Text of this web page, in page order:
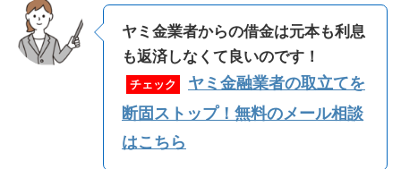
ヤミ金業者からの借金は元本も利息
も返済しなくて良いのです！
チェック
ヤミ金融業者の取立てを
断固ストップ！無料のメール相談
はこちら